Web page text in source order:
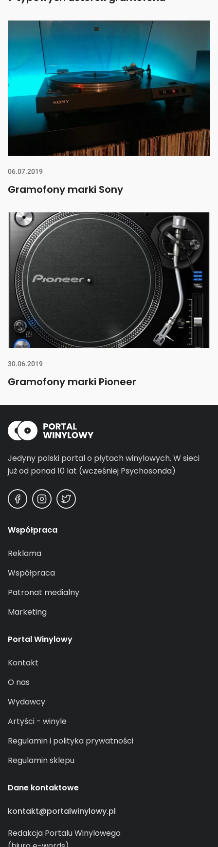
06.07.2019
Gramofony marki Sony
30.06.2019
Gramofony marki Pioneer
Jedyny polski portal o płytach winylowych. W sieci
już od ponad 10 lat (wcześniej Psychosonda)
Współpraca
Reklama
Współpraca
Patronat medialny
Marketing
Portal Winylowy
Kontakt
O nas
Wydawcy
Artyści - winyle
Regulamin i polityka prywatności
Regulamin sklepu
Dane kontaktowe
kontakt@portalwinylowy.pl
Redakcja Portalu Winylowego